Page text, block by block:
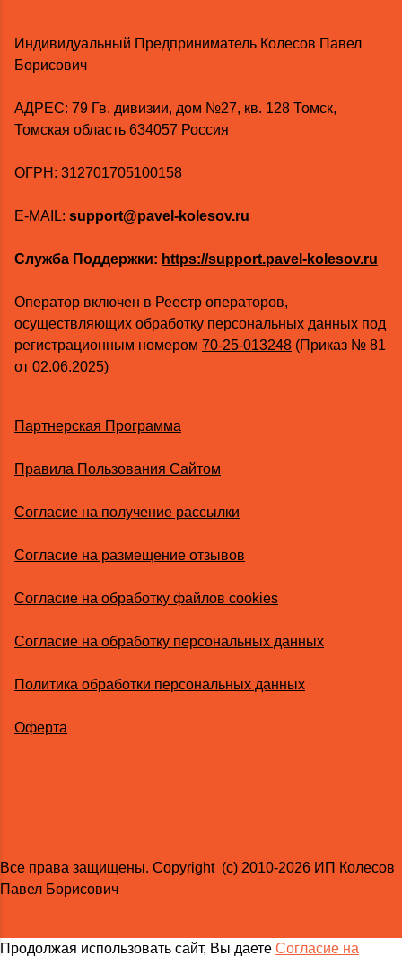
Индивидуальный Предприниматель Колесов Павел
Борисович
AДРЕС: 79 Гв. дивизии, дом №27, кв. 128 Томск,
Томская область 634057 Россия
ОГРН: 312701705100158
E-MAIL: support@pavel-kolesov.ru
Служба Поддержки: https://support.pavel-kolesov.ru
Оператор включен в Реестр операторов,
осуществляющих обработку персональных данных под
регистрационным номером 70-25-013248 (Приказ № 81
от 02.06.2025)
Партнерская Программа
Правила Пользования Сайтом
Согласие на получение рассылки
Согласие на размещение отзывов
Согласие на обработку файлов cookies
Согласие на обработку персональных данных
Политика обработки персональных данных
Оферта
Все права защищены. Copyright (с) 2010-2026 ИП Колесов
Павел Борисович
Продолжая использовать сайт, Вы даете Согласие на